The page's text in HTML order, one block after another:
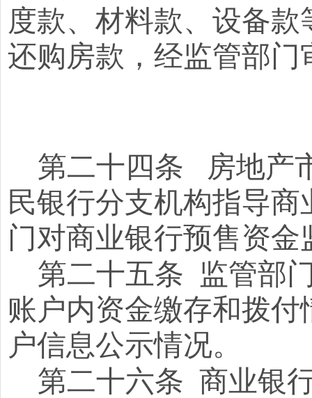
度款、材料款、设备
还购房款，经监管部
第二十四条
房地产
民银行分支机构指导
门对商业银行预售资
第二十五条
监管部
账户内资金缴存和拨
户信息公示情况。
第二十六条 商业银